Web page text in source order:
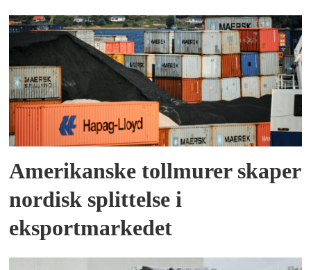
Amerikanske tollmurer skaper
nordisk splittelse i
eksportmarkedet